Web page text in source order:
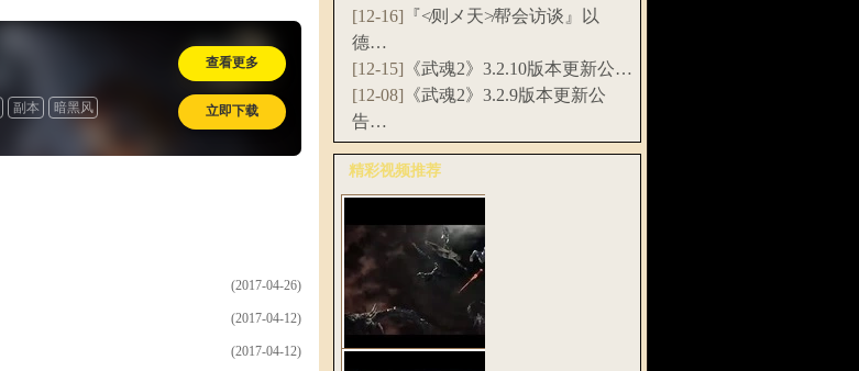
副本
暗黑风
查看更多
立即下载
(2017-04-26)
(2017-04-12)
(2017-04-12)
[12-16] 『≮则メ天≯帮会访谈』以
德…
[12-15] 《武魂2》3.2.10版本更新公…
[12-08] 《武魂2》3.2.9版本更新公
告…
精彩视频推荐